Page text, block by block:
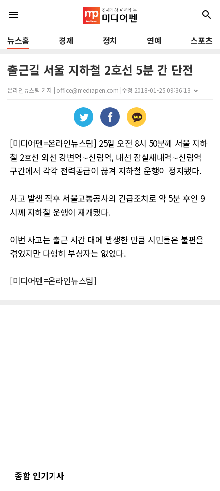
menu search
뉴스홈 경제 정치 연예 스포츠
출근길 서울 지하철 2호선 5분 간 단전
온라인뉴스팀 기자 | office@mediapen.com |수정 2018-01-25 09:36:13
[미디어펜=온라인뉴스팀] 25일 오전 8시 50분께 서울 지하
철 2호선 외선 강변역∼신림역, 내선 잠실새내역∼신림역
구간에서 각각 전력공급이 끊겨 지하철 운행이 정지됐다.
사고 발생 직후 서울교통공사의 긴급조치로 약 5분 후인 9
시께 지하철 운행이 재개됐다.
이번 사고는 출근 시간 대에 발생한 만큼 시민들은 불편을
겪었지만 다행히 부상자는 없었다.
[미디어펜=온라인뉴스팀]
종합 인기기사